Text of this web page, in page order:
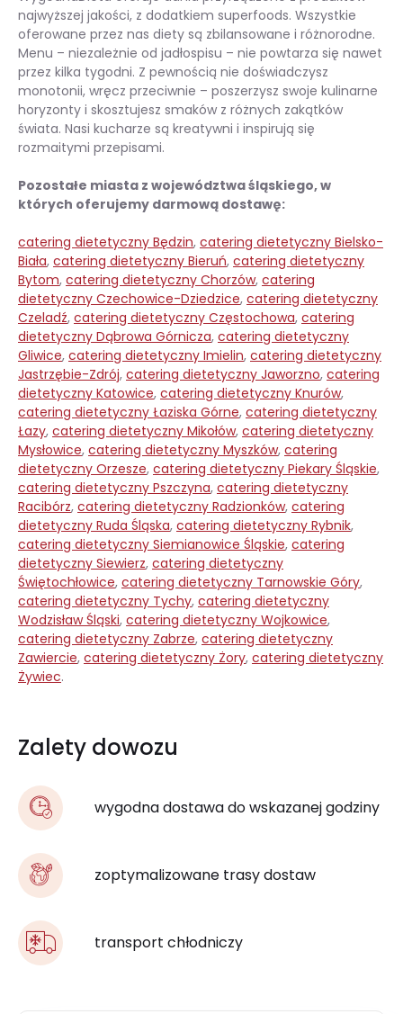
najwyższej jakości, z dodatkiem superfoods. Wszystkie
oferowane przez nas diety są zbilansowane i różnorodne.
Menu – niezależnie od jadłospisu – nie powtarza się nawet
przez kilka tygodni. Z pewnością nie doświadczysz
monotonii, wręcz przeciwnie – poszerzysz swoje kulinarne
horyzonty i skosztujesz smaków z różnych zakątków
świata. Nasi kucharze są kreatywni i inspirują się
rozmaitymi przepisami.
Pozostałe miasta z województwa śląskiego, w
których oferujemy darmową dostawę:
catering dietetyczny Będzin, catering dietetyczny Bielsko-
Biała, catering dietetyczny Bieruń, catering dietetyczny
Bytom, catering dietetyczny Chorzów, catering
dietetyczny Czechowice-Dziedzice, catering dietetyczny
Czeladź, catering dietetyczny Częstochowa, catering
dietetyczny Dąbrowa Górnicza, catering dietetyczny
Gliwice, catering dietetyczny Imielin, catering dietetyczny
Jastrzębie-Zdrój, catering dietetyczny Jaworzno, catering
dietetyczny Katowice, catering dietetyczny Knurów,
catering dietetyczny Łaziska Górne, catering dietetyczny
Łazy, catering dietetyczny Mikołów, catering dietetyczny
Mysłowice, catering dietetyczny Myszków, catering
dietetyczny Orzesze, catering dietetyczny Piekary Śląskie,
catering dietetyczny Pszczyna, catering dietetyczny
Racibórz, catering dietetyczny Radzionków, catering
dietetyczny Ruda Śląska, catering dietetyczny Rybnik,
catering dietetyczny Siemianowice Śląskie, catering
dietetyczny Siewierz, catering dietetyczny
Świętochłowice, catering dietetyczny Tarnowskie Góry,
catering dietetyczny Tychy, catering dietetyczny
Wodzisław Śląski, catering dietetyczny Wojkowice,
catering dietetyczny Zabrze, catering dietetyczny
Zawiercie, catering dietetyczny Żory, catering dietetyczny
Żywiec.
Zalety dowozu
wygodna dostawa do wskazanej godziny
zoptymalizowane trasy dostaw
transport chłodniczy